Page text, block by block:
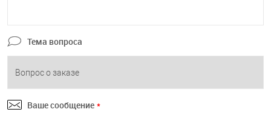
Тема вопроса
Ваше сообщение *